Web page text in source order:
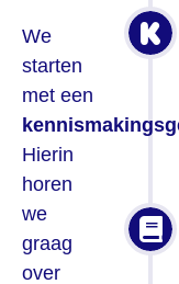
We
starten
met een
Hierin
horen
we
graag
over